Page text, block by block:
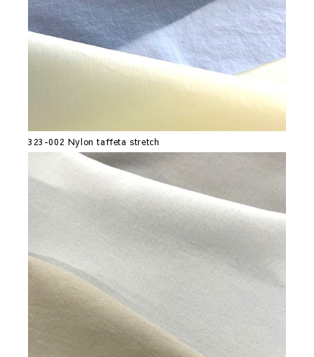
323-002 Nylon taffeta stretch